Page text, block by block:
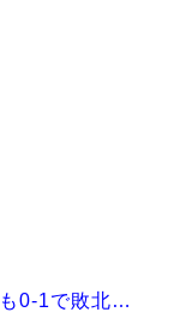
0-1で敗北…